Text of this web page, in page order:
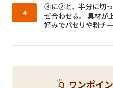
作り方4：
③に②と、半分に切っ
ぜ合わせる。 具材が
好みでパセリや粉チ
ワンポイ